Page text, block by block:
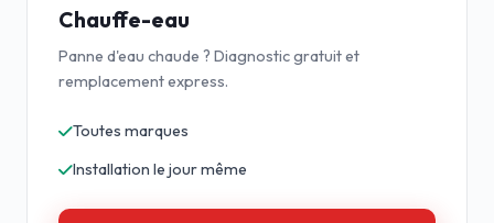
Chauffe-eau
Panne d'eau chaude ? Diagnostic gratuit et
remplacement express.
Toutes marques
Installation le jour même